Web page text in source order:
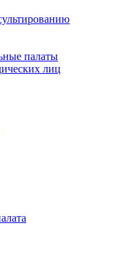
палаты
лиц